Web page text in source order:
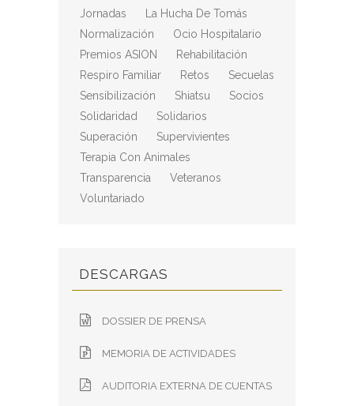
Jornadas
La Hucha De Tomás
Normalización
Ocio Hospitalario
Premios ASION
Rehabilitación
Respiro Familiar
Retos
Secuelas
Sensibilización
Shiatsu
Socios
Solidaridad
Solidarios
Superación
Supervivientes
Terapia Con Animales
Transparencia
Veteranos
Voluntariado
DESCARGAS
DOSSIER DE PRENSA
MEMORIA DE ACTIVIDADES
AUDITORIA EXTERNA DE CUENTAS